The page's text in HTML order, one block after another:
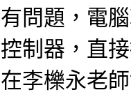
有問題，電
控制器，直
在李櫟永老